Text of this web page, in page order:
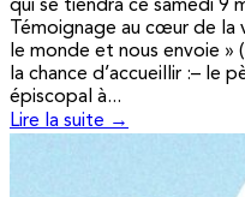
qui se tiendra ce samedi 9
Témoignage au cœur de la
le monde et nous envoie »
la chance d’accueillir :– le
épiscopal à...
Lire la suite →